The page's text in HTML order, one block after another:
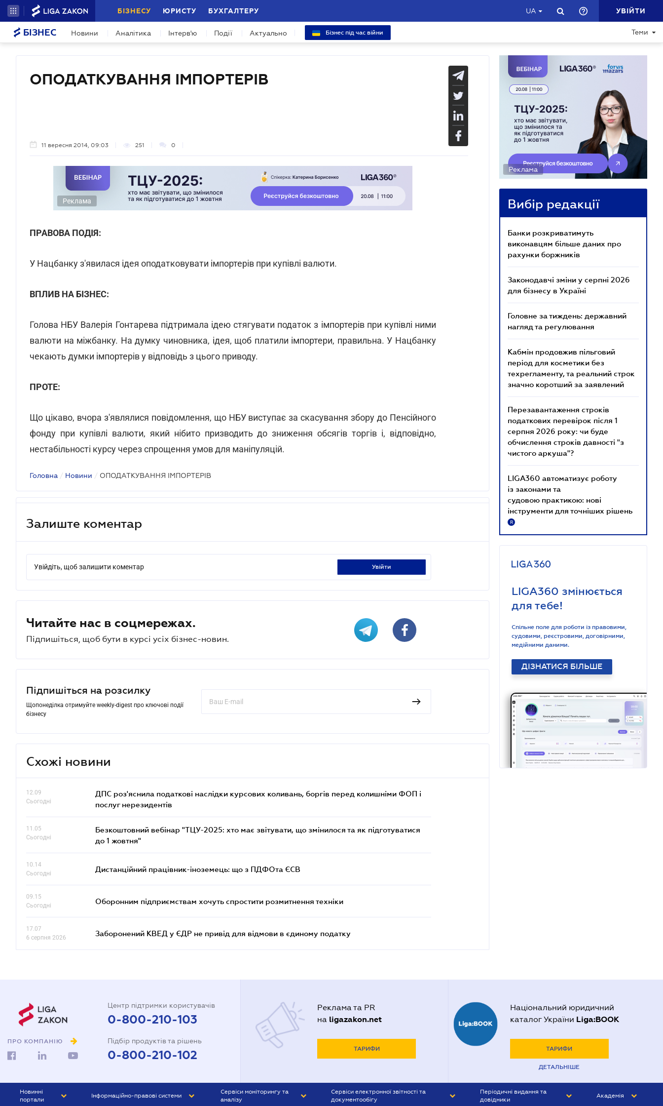
БІЗНЕСУ ЮРИСТУ БУХГАЛТЕРУ UA УВІЙТИ
БІЗНЕС Новини Аналітика Інтерв'ю Події Актуально Бізнес під час війни Теми
ОПОДАТКУВАННЯ ІМПОРТЕРІВ
11 вересня 2014, 09:03 251 0
Реклама
ПРАВОВА ПОДІЯ:
У Нацбанку з'явилася ідея оподатковувати імпортерів при купівлі валюти.
ВПЛИВ НА БІЗНЕС:
Голова НБУ Валерія Гонтарева підтримала ідею стягувати податок з імпортерів при купівлі ними
валюти на міжбанку. На думку чиновника, ідея, щоб платили імпортери, правильна. У Нацбанку
чекають думки імпортерів у відповідь з цього приводу.
ПРОТЕ:
Що цікаво, вчора з'являлися повідомлення, що НБУ виступає за скасування збору до Пенсійного
фонду при купівлі валюти, який нібито призводить до зниження обсягів торгів і, відповідно,
нестабільності курсу через спрощення умов для маніпуляцій.
Головна / Новини / ОПОДАТКУВАННЯ ІМПОРТЕРІВ
Залиште коментар
Увійдіть, щоб залишити коментар увійти
Читайте нас в соцмережах.
Підпишіться, щоб бути в курсі усіх бізнес-новин.
Підпишіться на розсилку
Щопонеділка отримуйте weekly-digest про ключові події
бізнесу
Схожі новини
12.09
Сьогодні
ДПС роз'яснила податкові наслідки курсових коливань, боргів перед колишніми ФОП і
послуг нерезидентів
11.05
Сьогодні
Безкоштовний вебінар "ТЦУ-2025: хто має звітувати, що змінилося та як підготуватися
до 1 жовтня"
10.14
Сьогодні
Дистанційний працівник-іноземець: що з ПДФОта ЄСВ
09.15
Сьогодні
Оборонним підприємствам хочуть спростити розмитнення техніки
17.07
6 серпня 2026
Заборонений КВЕД у ЄДР не привід для відмови в єдиному податку
Реклама
Вибір редакції
Банки розкриватимуть
виконавцям більше даних про
рахунки боржників
Законодавчі зміни у серпні 2026
для бізнесу в Україні
Головне за тиждень: державний
нагляд та регулювання
Кабмін продовжив пільговий
період для косметики без
техрегламенту, та реальний строк
значно коротший за заявлений
Перезавантаження строків
податкових перевірок після 1
серпня 2026 року: чи буде
обчислення строків давності "з
чистого аркуша"?
LIGA360 автоматизує роботу
із законами та
судовою практикою: нові
інструменти для точніших рішень
R
LIGA360 змінюється
для тебе!
Спільне поле для роботи із правовими,
судовими, реєстровими, договірними,
медійними даними.
ДІЗНАТИСЯ БІЛЬШЕ
ПРО КОМПАНІЮ
Центр підтримки користувачів
0-800-210-103
Підбір продуктів та рішень
0-800-210-102
Реклама та PR
на ligazakon.net
ТАРИФИ
Національний юридичний
каталог України Liga:BOOK
ТАРИФИ
ДЕТАЛЬНІШЕ
Новинні
портали
Інформаційно-правові системи
Сервіси моніторингу та
аналізу
Сервіси електронної звітності та
документообігу
Періодичні видання та
довідники
Академія